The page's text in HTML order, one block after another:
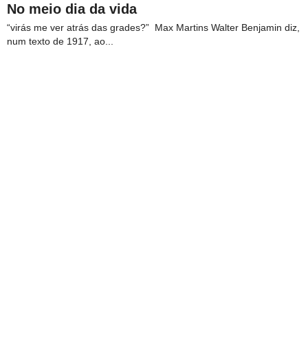
No meio dia da vida
“virás me ver atrás das grades?” Max Martins Walter Benjamin diz,
num texto de 1917, ao...